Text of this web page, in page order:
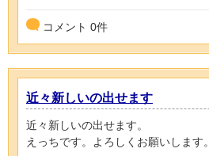
コメント 0件
近々新しいの出せます
近々新しいの出せます。
えっちです。よろしくお願いします。